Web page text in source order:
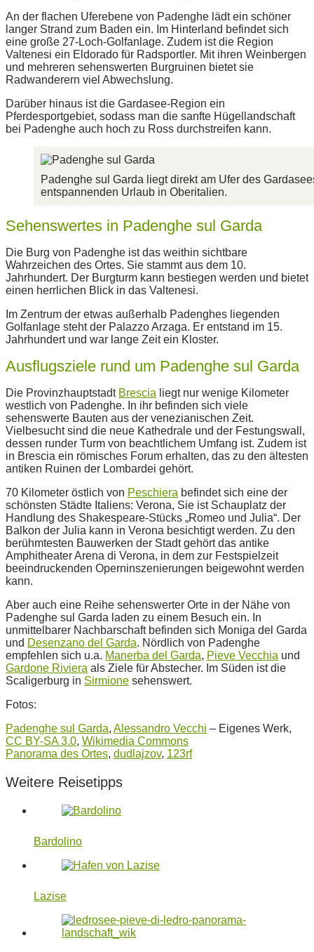
An der flachen Uferebene von Padenghe lädt ein schöner
langer Strand zum Baden ein. Im Hinterland befindet sich
eine große 27-Loch-Golfanlage. Zudem ist die Region
Valtenesi ein Eldorado für Radsportler. Mit ihren Weinbergen
und mehreren sehenswerten Burgruinen bietet sie
Radwanderern viel Abwechslung.
Darüber hinaus ist die Gardasee-Region ein
Pferdesportgebiet, sodass man die sanfte Hügellandschaft
bei Padenghe auch hoch zu Ross durchstreifen kann.
Padenghe sul Garda liegt direkt am Ufer des
entspannenden Urlaub in Oberitalien.
Sehenswertes in Padenghe sul Garda
Die Burg von Padenghe ist das weithin sichtbare
Wahrzeichen des Ortes. Sie stammt aus dem 10.
Jahrhundert. Der Burgturm kann bestiegen werden und bietet
einen herrlichen Blick in das Valtenesi.
Im Zentrum der etwas außerhalb Padenghes liegenden
Golfanlage steht der Palazzo Arzaga. Er entstand im 15.
Jahrhundert und war lange Zeit ein Kloster.
Ausflugsziele rund um Padenghe sul Garda
Die Provinzhauptstadt Brescia liegt nur wenige Kilometer
westlich von Padenghe. In ihr befinden sich viele
sehenswerte Bauten aus der venezianischen Zeit.
Vielbesucht sind die neue Kathedrale und der Festungswall,
dessen runder Turm von beachtlichem Umfang ist. Zudem ist
in Brescia ein römisches Forum erhalten, das zu den ältesten
antiken Ruinen der Lombardei gehört.
70 Kilometer östlich von Peschiera befindet sich eine der
schönsten Städte Italiens: Verona, Sie ist Schauplatz der
Handlung des Shakespeare-Stücks „Romeo und Julia“. Der
Balkon der Julia kann in Verona besichtigt werden. Zu den
berühmtesten Bauwerken der Stadt gehört das antike
Amphitheater Arena di Verona, in dem zur Festspielzeit
beeindruckenden Operninszenierungen beigewohnt werden
kann.
Aber auch eine Reihe sehenswerter Orte in der Nähe von
Padenghe sul Garda laden zu einem Besuch ein. In
unmittelbarer Nachbarschaft befinden sich Moniga del Garda
und Desenzano del Garda. Nördlich von Padenghe
empfehlen sich u.a. Manerba del Garda, Pieve Vecchia und
Gardone Riviera als Ziele für Abstecher. Im Süden ist die
Scaligerburg in Sirmione sehenswert.
Fotos:
Padenghe sul Garda, Alessandro Vecchi – Eigenes Werk,
CC BY-SA 3.0, Wikimedia Commons
Panorama des Ortes, dudlajzov, 123rf
Weitere Reisetipps
Bardolino
Lazise